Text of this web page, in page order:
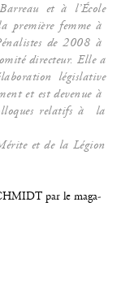
et à l’É­cole
pre­mière femme à
de 2008 à
direc­teur. Elle a
légis­la­tive
et est deve­nue à
rela­tifs à la
et de la Légion
par le maga­